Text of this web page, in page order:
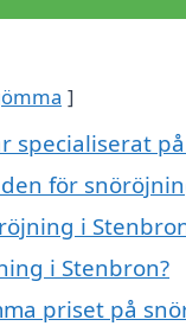
specialiserat
för
i
i Stenbron?
priset på